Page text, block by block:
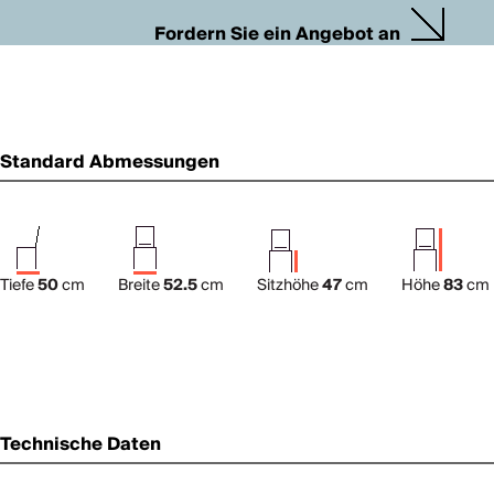
Fordern Sie ein Angebot an
Standard Abmessungen
Tiefe50cm Breite52.5cm Sitzhöhe47cm Höhe83cm
Technische Daten